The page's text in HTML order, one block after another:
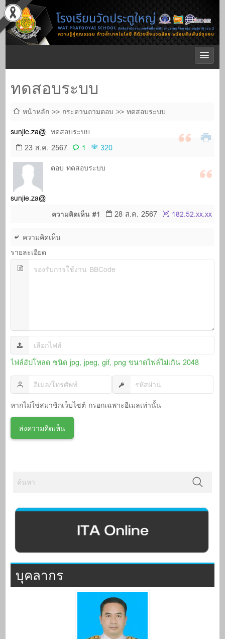
ทดสอบระบบ
หน้าหลัก กระดานถามตอบ
ทดสอบระบบ
sunjie.za@gmail.com
ทดสอบระบบ
23 ส.ค. 2567 1 320
sunjie.za@gmail.com
ตอบ ทดสอบระบบ
ความคิดเห็น #1 28 ส.ค. 2567 182.52.xx.xx
ความคิดเห็น
รายละเอียด
ไฟล์อัปโหลด ชนิด jpg, jpeg, gif, png ขนาดไฟล์ไม่เกิน 2048
หากไม่ใช่สมาชิกเว็บไซต์ กรอกเฉพาะอีเมลเท่านั้น
บุคลากร